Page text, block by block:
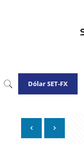
Dólar SET-FX